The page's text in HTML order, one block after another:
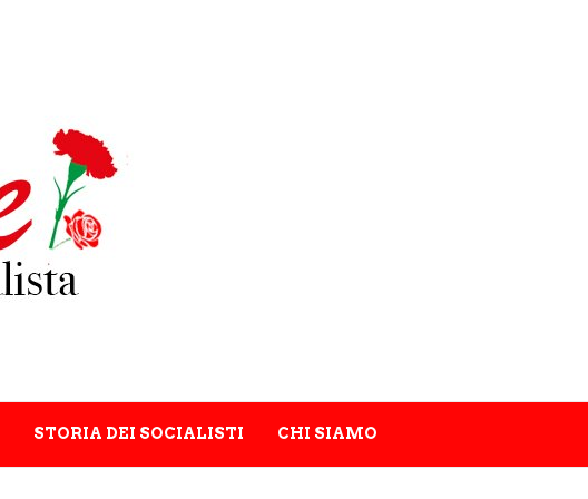
STORIA DEI SOCIALISTI CHI SIAMO